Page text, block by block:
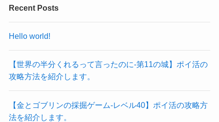
Recent Posts
Hello world!
【世界の半分くれるって言ったのに‐第11の城】ポイ活の
攻略方法を紹介します。
【金とゴブリンの採掘ゲーム-レベル40】ポイ活の攻略方
法を紹介します。